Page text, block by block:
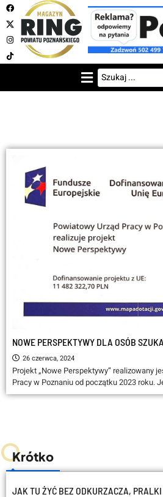
NOWE
NOWE PERSPEKTYWY DLA OSÓB
26 czerwca, 2024
Projekt „Nowe Perspektywy” realizowany
Pracy w Poznaniu od początku 2023 roku.
Krótko
JAK TU ŻYĆ BEZ ODKURZACZA,